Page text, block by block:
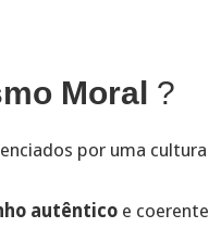
Moral ?
por uma cultura
autêntico e coerente